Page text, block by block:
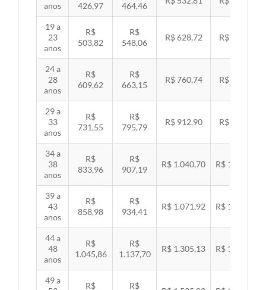
anos 426,97 464,46
19 a
23
anos
R$
503,82
R$
548,06
R$ 628,72 R$ 647,89
24 a
28
anos
R$
609,62
R$
663,15
R$ 760,74 R$ 783,94
29 a
33
anos
R$
731,55
R$
795,79
R$ 912,90 R$ 940,74
34 a
38
anos
R$
833,96
R$
907,19
R$ 1.040,70 R$ 1.072,43
39 a
43
anos
R$
858,98
R$
934,41
R$ 1.071,92 R$ 1.104,60
44 a
48
anos
R$
1.045,86
R$
1.137,70
R$ 1.305,13 R$ 1.344,92
49 a
R$
R$